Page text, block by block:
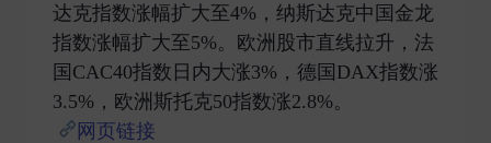
达克指数涨幅扩大至4%，纳斯达克中国金龙
指数涨幅扩大至5%。欧洲股市直线拉升，法
国CAC40指数日内大涨3%，德国DAX指数涨
3.5%，欧洲斯托克50指数涨2.8%。
网页链接